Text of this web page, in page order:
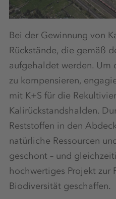
Bei der Gewinnung von
Rückstände, die gemäß
aufgehaldet werden. Um
zu kompensieren,
mit K+S für die
Kalirückstandshalden.
Reststoffen in den
natürliche Ressourcen
geschont – und
hochwertiges Projekt zur
Biodiversität geschaffen.